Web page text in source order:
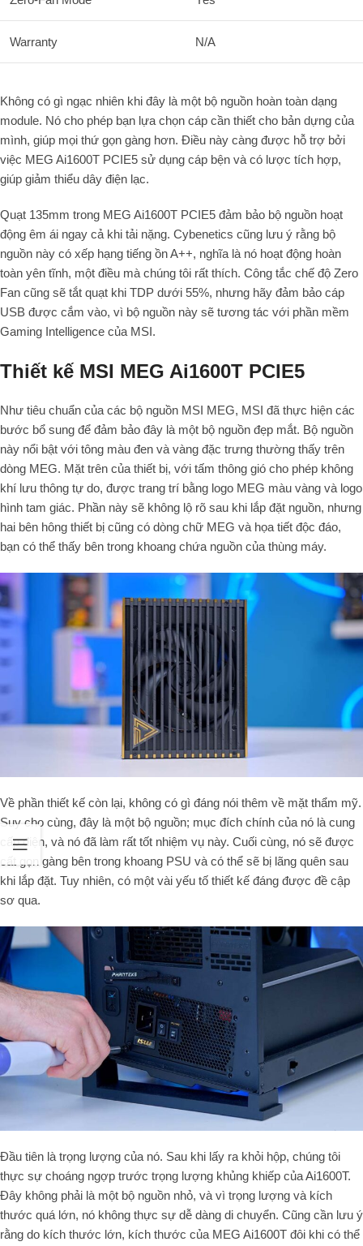
Warranty N/A
Không có gì ngạc nhiên khi đây là một bộ nguồn hoàn toàn dạng
module. Nó cho phép bạn lựa chọn cáp cần thiết cho bản dựng của
mình, giúp mọi thứ gọn gàng hơn. Điều này càng được hỗ trợ bởi
việc MEG Ai1600T PCIE5 sử dụng cáp bện và có lược tích hợp,
giúp giảm thiểu dây điện lạc.
Quạt 135mm trong MEG Ai1600T PCIE5 đảm bảo bộ nguồn hoạt
động êm ái ngay cả khi tải nặng. Cybenetics cũng lưu ý rằng bộ
nguồn này có xếp hạng tiếng ồn A++, nghĩa là nó hoạt động hoàn
toàn yên tĩnh, một điều mà chúng tôi rất thích. Công tắc chế độ Zero
Fan cũng sẽ tắt quạt khi TDP dưới 55%, nhưng hãy đảm bảo cáp
USB được cắm vào, vì bộ nguồn này sẽ tương tác với phần mềm
Gaming Intelligence của MSI.
Thiết kế MSI MEG Ai1600T PCIE5
Như tiêu chuẩn của các bộ nguồn MSI MEG, MSI đã thực hiện các
bước bổ sung để đảm bảo đây là một bộ nguồn đẹp mắt. Bộ nguồn
này nổi bật với tông màu đen và vàng đặc trưng thường thấy trên
dòng MEG. Mặt trên của thiết bị, với tấm thông gió cho phép không
khí lưu thông tự do, được trang trí bằng logo MEG màu vàng và logo
hình tam giác. Phần này sẽ không lộ rõ sau khi lắp đặt nguồn, nhưng
hai bên hông thiết bị cũng có dòng chữ MEG và họa tiết độc đáo,
bạn có thể thấy bên trong khoang chứa nguồn của thùng máy.
Về phần thiết kế còn lại, không có gì đáng nói thêm về mặt thẩm mỹ.
Suy cho cùng, đây là một bộ nguồn; mục đích chính của nó là cung
cấp điện, và nó đã làm rất tốt nhiệm vụ này. Cuối cùng, nó sẽ được
cất gọn gàng bên trong khoang PSU và có thể sẽ bị lãng quên sau
khi lắp đặt. Tuy nhiên, có một vài yếu tố thiết kế đáng được đề cập
sơ qua.
Đầu tiên là trọng lượng của nó. Sau khi lấy ra khỏi hộp, chúng tôi
thực sự choáng ngợp trước trọng lượng khủng khiếp của Ai1600T.
Đây không phải là một bộ nguồn nhỏ, và vì trọng lượng và kích
thước quá lớn, nó không thực sự dễ dàng di chuyển. Cũng cần lưu ý
rằng do kích thước lớn, kích thước của MEG Ai1600T đôi khi có thể